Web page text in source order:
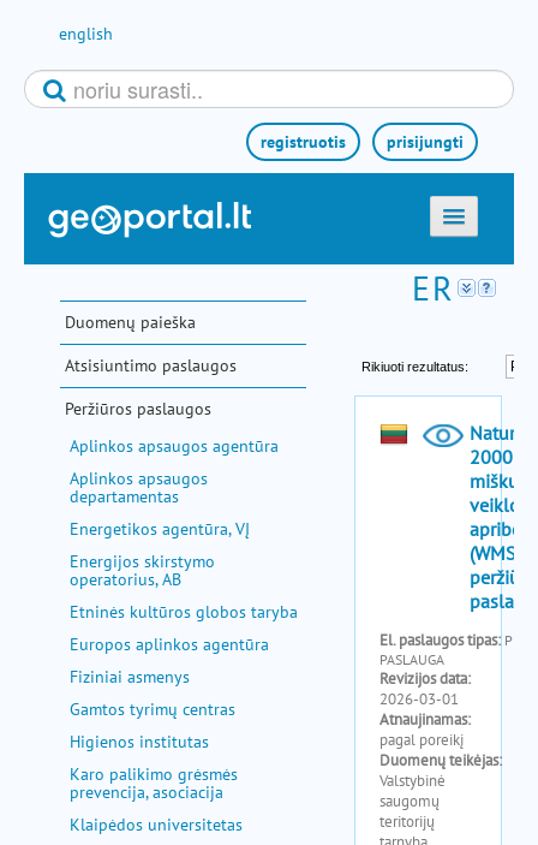
english
prisijungti
registruotis
titulinis
žemėlapiai
el. paslaugos
paieška
teminės sritys
Duomenų paieška
Atsisiuntimo paslaugos
Peržiūros paslaugos
Aplinkos apsaugos agentūra
Aplinkos apsaugos
departamentas
Energetikos agentūra, VĮ
Energijos skirstymo
operatorius, AB
Etninės kultūros globos taryba
Europos aplinkos agentūra
Fiziniai asmenys
Gamtos tyrimų centras
Higienos institutas
Karo palikimo grėsmės
prevencija, asociacija
Klaipėdos universitetas